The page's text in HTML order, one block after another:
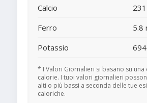
Calcio
Ferro
5.8
Potassio
* I Valori Giornalieri si basano su una
calorie. I tuoi valori giornalieri
alti o più bassi a seconda delle tue
caloriche.